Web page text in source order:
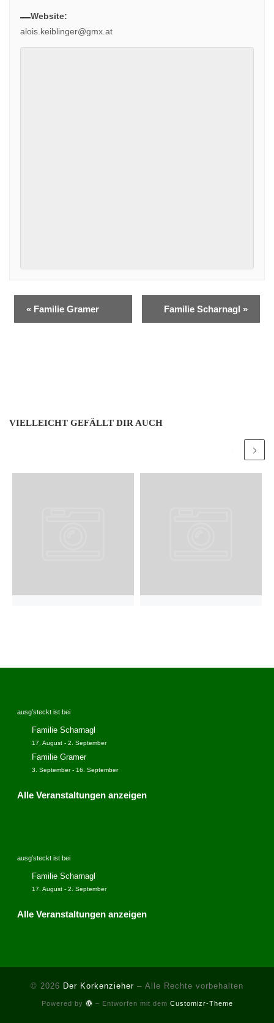
Website:
alois.keiblinger@gmx.at
« Familie Gramer Familie Scharnagl »
VIELLEICHT GEFÄLLT DIR AUCH
ausg’steckt ist bei
Familie Scharnagl
17. August- 2. September
Familie Gramer
3. September- 16. September
Alle Veranstaltungen anzeigen
ausg’steckt ist bei
Familie Scharnagl
17. August- 2. September
Alle Veranstaltungen anzeigen
© 2026 Der Korkenzieher – Alle Rechte vorbehalten
Powered by – Entworfen mit dem Customizr-Theme